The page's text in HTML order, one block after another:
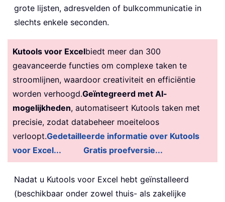
grote lijsten, adresvelden of bulkcommunicatie in
slechts enkele seconden.
Kutools voor Excelbiedt meer dan 300
geavanceerde functies om complexe taken te
stroomlijnen, waardoor creativiteit en efficiëntie
worden verhoogd.Geïntegreerd met AI-
mogelijkheden, automatiseert Kutools taken met
precisie, zodat databeheer moeiteloos
verloopt.Gedetailleerde informatie over Kutools
voor Excel...
Gratis proefversie...
Nadat u Kutools voor Excel hebt geïnstalleerd
(beschikbaar onder zowel thuis- als zakelijke